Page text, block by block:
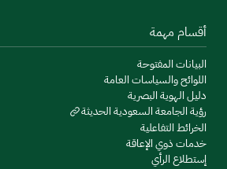
أقسام مهمة
البيانات المفتوحة
اللوائح والسياسات العامة
دليل الهوية البصرية
رؤية الجامعة السعودية الحديثة
الخرائط التفاعلية
خدمات ذوي الإعاقة
إستطلاع الرأي